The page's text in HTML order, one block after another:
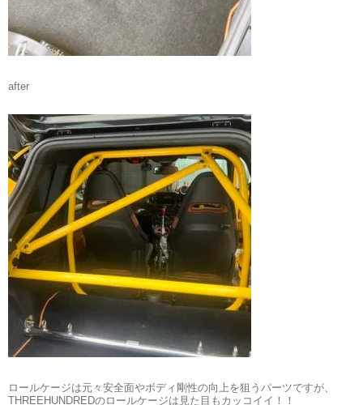
after
ロールケージは元々安全面やボディ剛性の向上を狙うパーツですが、
THREEHUNDREDのロールケージは見た目もカッコイイ！！